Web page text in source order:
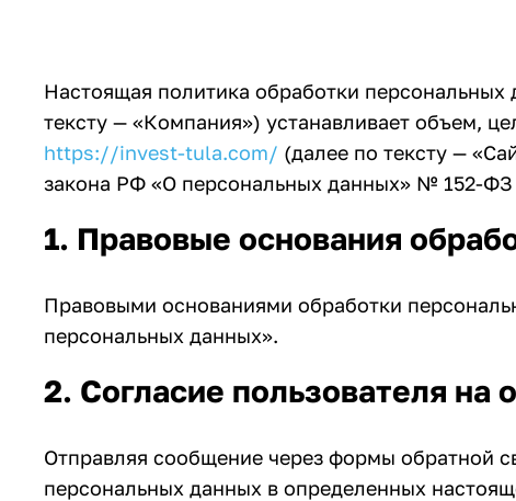
Настоящая политика обработки
тексту — «Компания») устанавливает объем,
https://invest-tula.com/ (далее по тексту —
закона РФ «О персональных данных» № 152-ФЗ
1. Правовые основания
Правовыми основаниями обработки
персональных данных».
2. Согласие пользователя на
Отправляя сообщение через формы обратной
персональных данных в определенных